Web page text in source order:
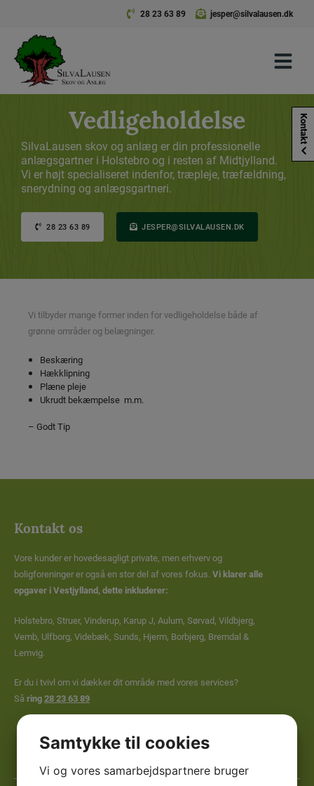
indholdet
28 23 63 89 jesper@silvalausen.dk
Vedligeholdelse
SilvaLausen skov og anlæg er din professionelle
anlægsgartner i Holstebro og i resten af Midtjylland.
Vi er højt specialiseret indenfor, træpleje, træfældning,
snerydning og anlægsgartneri.
28 23 63 89 JESPER@SILVALAUSEN.DK
Vi tilbyder mange former inden for vedligeholdelse både af
grønne områder og belægninger.
Beskæring
Hækklipning
Plæne pleje
Ukrudt bekæmpelse m.m.
– Godt Tip
Kontakt
Kontakt os
Vore kunder er hovedesagligt private, men erhverv og
boligforeninger er også en stor del af vores fokus.Vi klarer alle
opgaver i Vestjylland, dette inkluderer:
Holstebro, Struer, Vinderup, Karup J, Aulum, Sørvad, Vildbjerg,
Vemb, Ulfborg, Videbæk, Sunds, Hjerm, Borbjerg, Bremdal &
Lemvig.
Er du i tvivl om vi dækker dit område med vores services?
Såring28 23 63 89
Samtykke til cookies
Vi og vores samarbejdspartnere bruger